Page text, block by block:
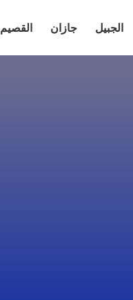
الجبيل جازان القصيم